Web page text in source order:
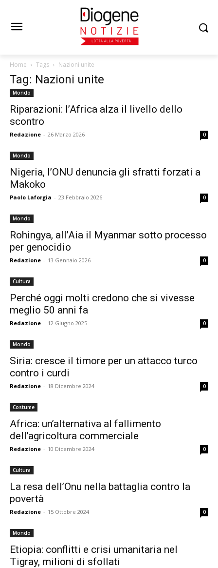
Home Tags Nazioni unite
Tag: Nazioni unite
Mondo
Riparazioni: l’Africa alza il livello dello
scontro
Redazione - 26 Marzo 2026 0
Mondo
Nigeria, l’ONU denuncia gli sfratti forzati a
Makoko
Paolo Laforgia - 23 Febbraio 2026 0
Mondo
Rohingya, all’Aia il Myanmar sotto processo
per genocidio
Redazione - 13 Gennaio 2026 0
Cultura
Perché oggi molti credono che si vivesse
meglio 50 anni fa
Redazione - 12 Giugno 2025 0
Mondo
Siria: cresce il timore per un attacco turco
contro i curdi
Redazione - 18 Dicembre 2024 0
Costume
Africa: un’alternativa al fallimento
dell’agricoltura commerciale
Redazione - 10 Dicembre 2024 0
Cultura
La resa dell’Onu nella battaglia contro la
povertà
Redazione - 15 Ottobre 2024 0
Mondo
Etiopia: conflitti e crisi umanitaria nel
Tigray, milioni di sfollati